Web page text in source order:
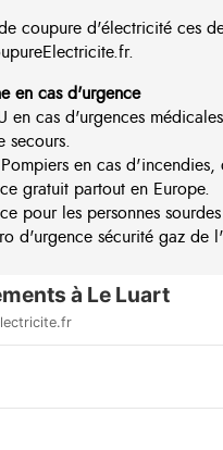
coupure d'électricité ces
en cas d'urgence
en cas d'urgences
secours.
en cas
gratuit partout en Europe.
pour les personnes
d'urgence sécurité gaz de
à Le Luart